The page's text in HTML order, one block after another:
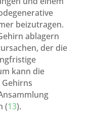
beizutragen.
ablagern
der die
kann die
(13).